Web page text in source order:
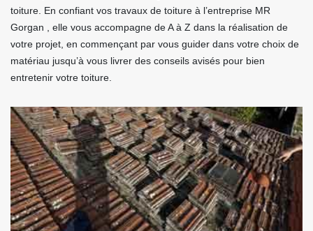
toiture. En confiant vos travaux de toiture à l’entreprise MR
Gorgan , elle vous accompagne de A à Z dans la réalisation de
votre projet, en commençant par vous guider dans votre choix de
matériau jusqu’à vous livrer des conseils avisés pour bien
entretenir votre toiture.